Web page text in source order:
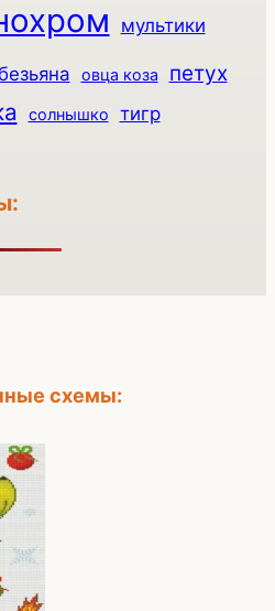
мультики
овца коза петух
солнышко тигр
схемы: